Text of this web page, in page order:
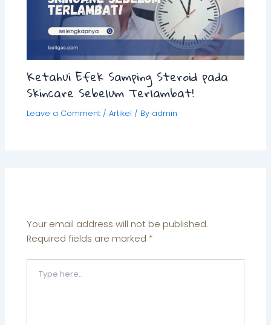
Ketahui Efek Samping Steroid pada
Skincare Sebelum Terlambat!
Leave a Comment /Artikel / By admin
Your email address will not be published.
Required fields are marked *
Type